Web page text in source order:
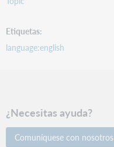
Etiquetas
language:english
¿Necesitas ayuda?
Comuníquese con nosotros